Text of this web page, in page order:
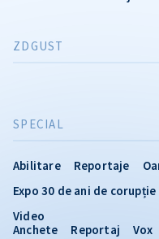
SPECIAL
Abilitare Reportaje
Expo 30 de ani de corupție
Video
Anchete
Reportaj Vox
ZDGUST